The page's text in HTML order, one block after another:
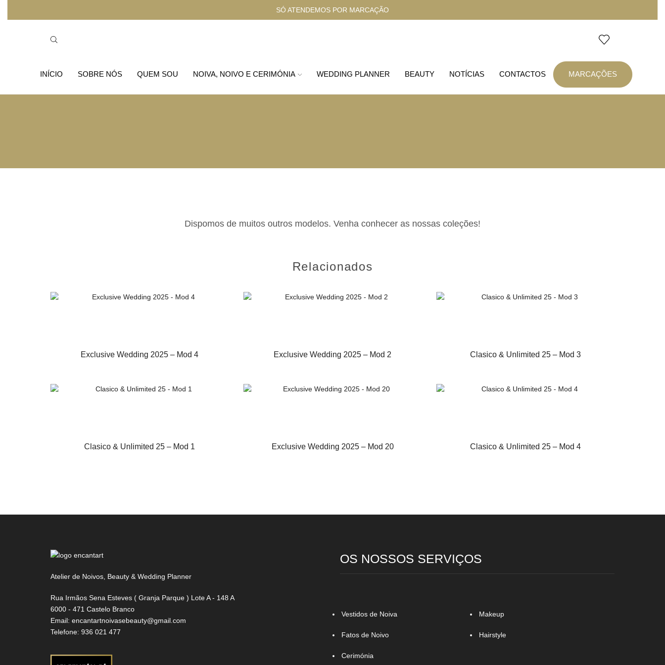
SÓ ATENDEMOS POR MARCAÇÃO
INÍCIO SOBRE NÓS QUEM SOU NOIVA, NOIVO E CERIMÓNIA WEDDING PLANNER BEAUTY NOTÍCIAS CONTACTOS MARCAÇÕES
Relacionados
Exclusive Wedding 2025 – Mod 4 Exclusive Wedding 2025 – Mod 2 Clasico & Unlimited 25 – Mod 3
Clasico & Unlimited 25 – Mod 1 Exclusive Wedding 2025 – Mod 20 Clasico & Unlimited 25 – Mod 4
Atelier de Noivos, Beauty & Wedding Planner
Rua Irmãos Sena Esteves ( Granja Parque ) Lote A - 148 A
6000 - 471 Castelo Branco
Email: encantartnoivasebeauty@gmail.com
Telefone: 936 021 477
OS NOSSOS SERVIÇOS
Vestidos de Noiva
Fatos de Noivo
Cerimónia
Makeup
Hairstyle